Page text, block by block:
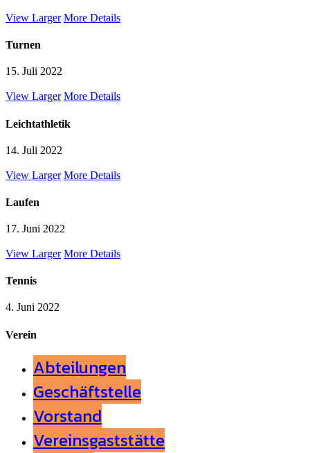
View Larger More Details
Turnen
15. Juli 2022
View Larger More Details
Leichtathletik
14. Juli 2022
View Larger More Details
Laufen
17. Juni 2022
View Larger More Details
Tennis
4. Juni 2022
Verein
Abteilungen
Geschäftstelle
Vorstand
Vereinsgaststätte